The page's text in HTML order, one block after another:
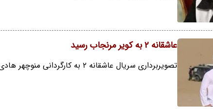
عاشقانه 2 به کویر مرنجاب رسید
تصویربرداری سریال عاشقانه 2 به کارگردانی منوچهر هادی به کویر مرنجاب کاشان رسید.